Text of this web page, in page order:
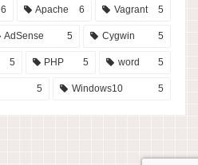
6 Apache 6 Vagrant 5
AdSense 5 Cygwin 5
5 PHP 5 word 5
5 Windows10 5